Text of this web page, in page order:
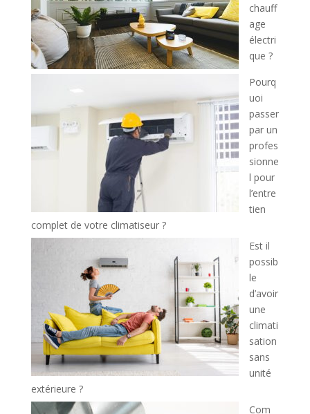
chauff
age
électri
que ?
Pourq
uoi
passer
par un
profes
sionne
l pour
l’entre
tien
complet de votre climatiseur ?
Est il
possib
le
d’avoir
une
climati
sation
sans
unité
extérieure ?
Com